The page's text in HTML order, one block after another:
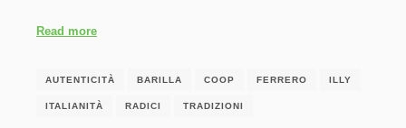
Read more
AUTENTICITÀ BARILLA COOP FERRERO ILLY
ITALIANITÀ RADICI TRADIZIONI